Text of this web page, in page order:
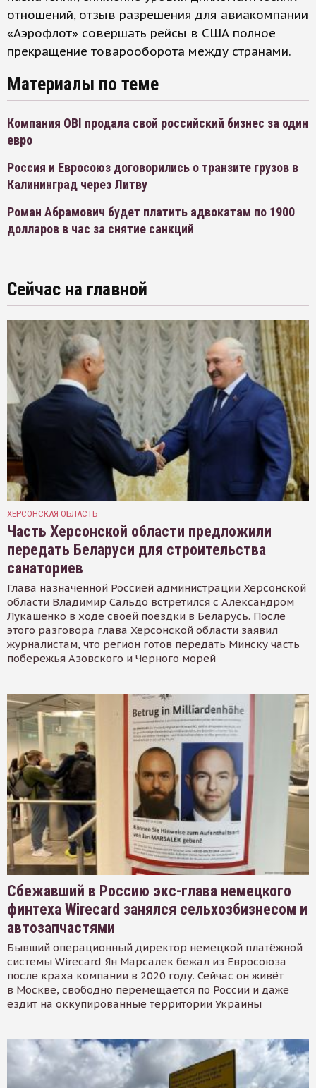
отношений, отзыв разрешения для авиакомпании
«Аэрофлот» совершать рейсы в США полное
прекращение товарооборота между странами.
Материалы по теме
Компания OBI продала свой российский бизнес за один
евро
Россия и Евросоюз договорились о транзите грузов в
Калининград через Литву
Роман Абрамович будет платить адвокатам по 1900
долларов в час за снятие санкций
Сейчас на главной
ХЕРСОНСКАЯ ОБЛАСТЬ
Часть Херсонской области предложили
передать Беларуси для строительства
санаториев
Глава назначенной Россией администрации Херсонской
области Владимир Сальдо встретился с Александром
Лукашенко в ходе своей поездки в Беларусь. После
этого разговора глава Херсонской области заявил
журналистам, что регион готов передать Минску часть
побережья Азовского и Черного морей
Сбежавший в Россию экс-глава немецкого
финтеха Wirecard занялся сельхозбизнесом и
автозапчастями
Бывший операционный директор немецкой платёжной
системы Wirecard Ян Марсалек бежал из Евросоюза
после краха компании в 2020 году. Сейчас он живёт
в Москве, свободно перемещается по России и даже
ездит на оккупированные территории Украины